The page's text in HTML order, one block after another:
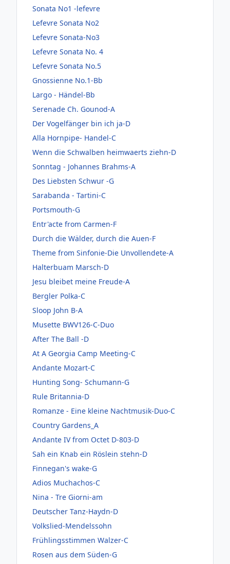
Sonata No1 -lefevre
Lefevre Sonata No2
Lefevre Sonata-No3
Lefevre Sonata No. 4
Lefevre Sonata No.5
Gnossienne No.1-Bb
Largo - Händel-Bb
Serenade Ch. Gounod-A
Der Vogelfänger bin ich ja-D
Alla Hornpipe- Handel-C
Wenn die Schwalben heimwaerts ziehn-D
Sonntag - Johannes Brahms-A
Des Liebsten Schwur -G
Sarabanda - Tartini-C
Portsmouth-G
Entr'acte from Carmen-F
Durch die Wälder, durch die Auen-F
Theme from Sinfonie-Die Unvollendete-A
Halterbuam Marsch-D
Jesu bleibet meine Freude-A
Bergler Polka-C
Sloop John B-A
Musette BWV126-C-Duo
After The Ball -D
At A Georgia Camp Meeting-C
Andante Mozart-C
Hunting Song- Schumann-G
Rule Britannia-D
Romanze - Eine kleine Nachtmusik-Duo-C
Country Gardens_A
Andante IV from Octet D-803-D
Sah ein Knab ein Röslein stehn-D
Finnegan's wake-G
Adios Muchachos-C
Nina - Tre Giorni-am
Deutscher Tanz-Haydn-D
Volkslied-Mendelssohn
Frühlingsstimmen Walzer-C
Rosen aus dem Süden-G